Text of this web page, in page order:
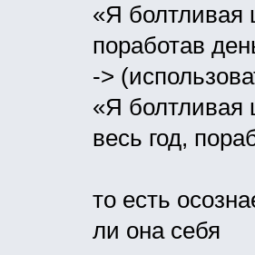
«Я болтливая
поработав
->
«Я болтливая
весь год,
то есть
ли она себя